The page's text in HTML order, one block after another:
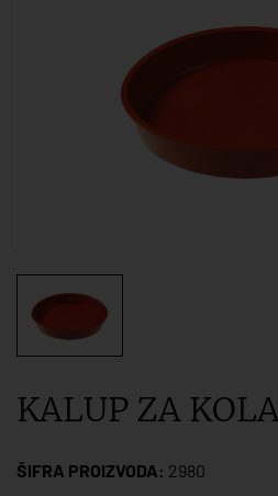
KALUP ZA
ŠIFRA PROIZVODA: 2980